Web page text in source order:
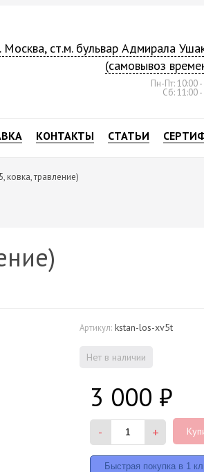
Москва, ст.м. бульвар Адмирала
(самовывоз
Пн-Пт: 10:00
Сб: 11:00
КОНТАКТЫ СТАТЬИ
ковка, травление)
Артикул: kstan-los-xv5t
Нет в наличии
3 000 ₽
- +